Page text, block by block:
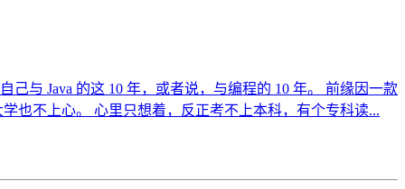
己与 Java 的这 10 年，或者说，与编程的 10 年。 前缘因一款
也不上心。 心里只想着，反正考不上本科，有个专科读...